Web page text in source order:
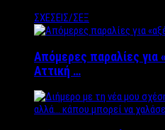
ΣΧΕΣΕΙΣ/ΣΕΞ
Απόμερες παραλίες για
Αττική …